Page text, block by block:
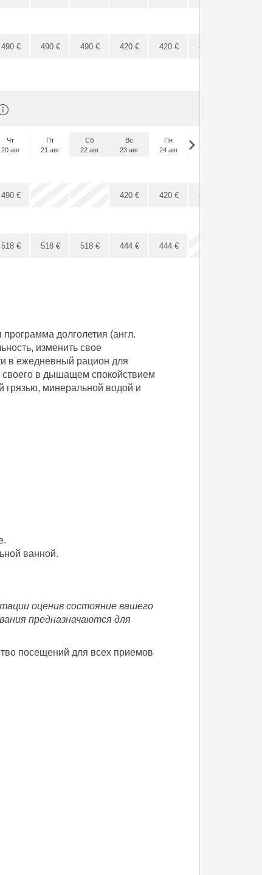
490€ 490€ 490€ 420€ 420€ 420
Чт
20 авг
Пт
21 авг
Сб
22 авг
Вс
23 авг
Пн
24 авг
25 авг
490€ 420€ 420€ 420
518€ 518€ 518€ 444€ 444€
долголетия (англ.
изменить свое
в ежедневный рацион для
своего в дышащем спокойствием
грязью, минеральной водой и
ванной.
оценив состояние вашего
предназначаются для
посещений для всех приемов